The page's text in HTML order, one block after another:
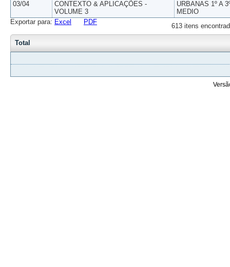
03/04
CONTEXTO & APLICAÇÕES -
VOLUME 3
URBANAS 1º A
MEDIO
613 itens
Exportar para: Excel PDF
Total